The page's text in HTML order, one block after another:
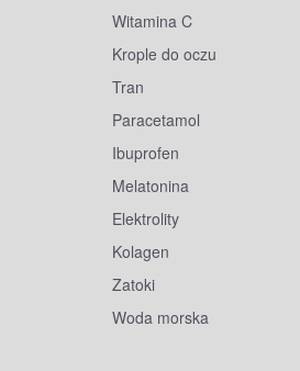
Witamina C
Krople do oczu
Tran
Paracetamol
Ibuprofen
Melatonina
Elektrolity
Kolagen
Zatoki
Woda morska